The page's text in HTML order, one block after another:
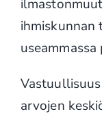
ihmiskunnan
useammassa
arvojen